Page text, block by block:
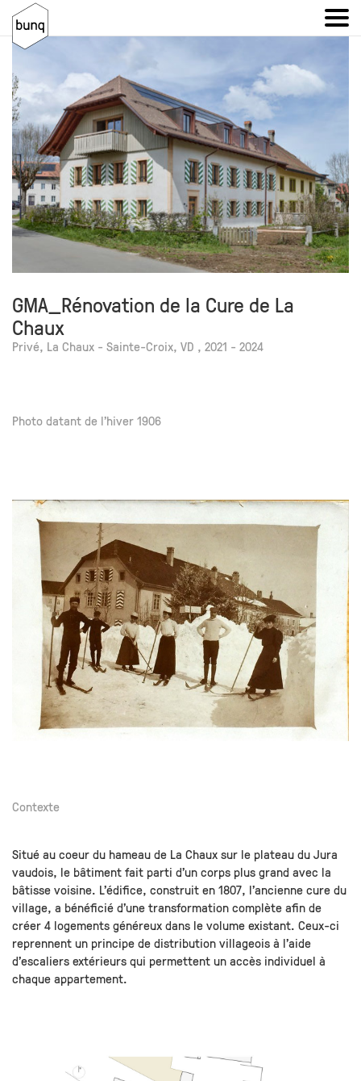
GMA_Rénovation de la Cure de La
Chaux
Privé, La Chaux - Sainte-Croix, VD , 2021 - 2024
Photo datant de l'hiver 1906
Contexte
Situé au coeur du hameau de La Chaux sur le plateau du Jura
vaudois, le bâtiment fait parti d’un corps plus grand avec la
bâtisse voisine. L’édifice, construit en 1807, l’ancienne cure du
village, a bénéficié d’une transformation complète afin de
créer 4 logements généreux dans le volume existant. Ceux-ci
reprennent un principe de distribution villageois à l’aide
d’escaliers extérieurs qui permettent un accès individuel à
chaque appartement.